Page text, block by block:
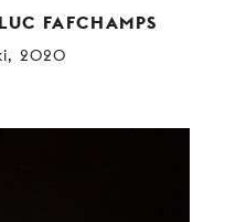
FAFCHAMPS
2020